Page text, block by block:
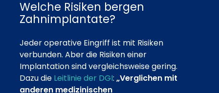
Welche Risiken bergen
Zahnimplantate?
Jeder operative Eingriff ist mit Risiken
verbunden. Aber die Risiken einer
Implantation sind vergleichsweise gering.
Dazu die Leitlinie der DGI: „Verglichen mit
anderen medizinischen